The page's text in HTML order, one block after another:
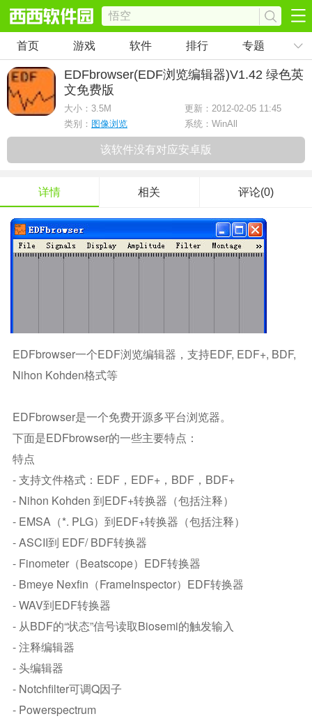
首页 游戏 软件 排行 专题
EDFbrowser(EDF浏览编辑器)V1.42 绿色英
文免费版
大小： 3.5M
更新：2012-02-05 11:45
类别： 图像浏览 系统：WinAll
该软件没有对应安卓版
详情 相关 评论(0)
EDFbrowser一个EDF浏览编辑器，支持EDF, EDF+, BDF,
Nihon Kohden格式等
EDFbrowser是一个免费开源多平台浏览器。
下面是EDFbrowser的一些主要特点：
特点
- 支持文件格式：EDF，EDF+，BDF，BDF+
- Nihon Kohden 到EDF+转换器（包括注释）
- EMSA（*. PLG）到EDF+转换器（包括注释）
- ASCII到 EDF/ BDF转换器
- Finometer（Beatscope）EDF转换器
- Bmeye Nexfin（FrameInspector）EDF转换器
- WAV到EDF转换器
- 从BDF的“状态”信号读取Biosemi的触发输入
- 注释​编辑器
- 头编辑器
- Notchfilter可调Q因子
- Powerspectrum